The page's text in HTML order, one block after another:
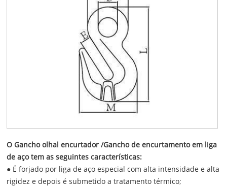
O Gancho olhal encurtador /Gancho de encurtamento em liga
de aço tem as seguintes características:
● É forjado por liga de aço especial com alta intensidade e alta
rigidez e depois é submetido a tratamento térmico;